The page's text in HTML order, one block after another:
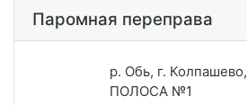
Паромная переправа
р. Обь, г. Колпашево,
ПОЛОСА №1